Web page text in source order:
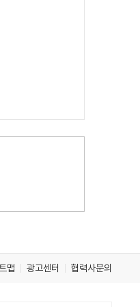
맵 광고센터 협력사문의